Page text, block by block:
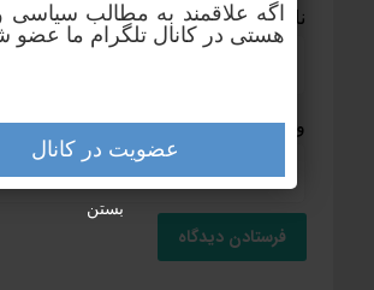
نام * ایمیل*
وب‌ سایت
اگه علاقمند به مطالب سیاسی
هستی در کانال تلگرام ما عضو
عضویت در کانال
بستن